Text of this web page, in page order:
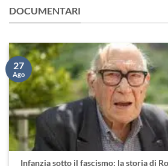
DOCUMENTARI
Infanzia sotto il fascismo: la storia di
27
Ago